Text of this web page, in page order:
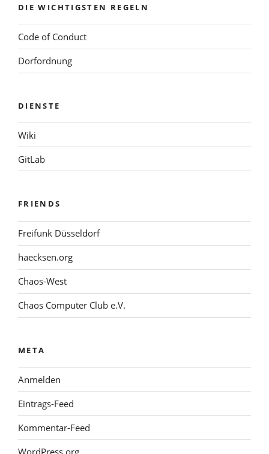
DIE WICHTIGSTEN REGELN
Code of Conduct
Dorfordnung
DIENSTE
Wiki
GitLab
FRIENDS
Freifunk Düsseldorf
haecksen.org
Chaos-West
Chaos Computer Club e.V.
META
Anmelden
Eintrags-Feed
Kommentar-Feed
WordPress.org